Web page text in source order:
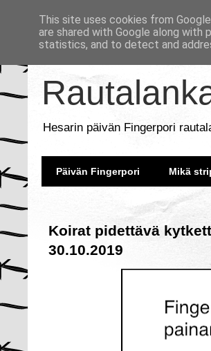
Hesarin päivän Fingerpori
Päivän Fingerpori Mikä
Koirat pidettävä
30.10.2019
This site uses cookies from
are shared with Google along
statistics, and to detect and